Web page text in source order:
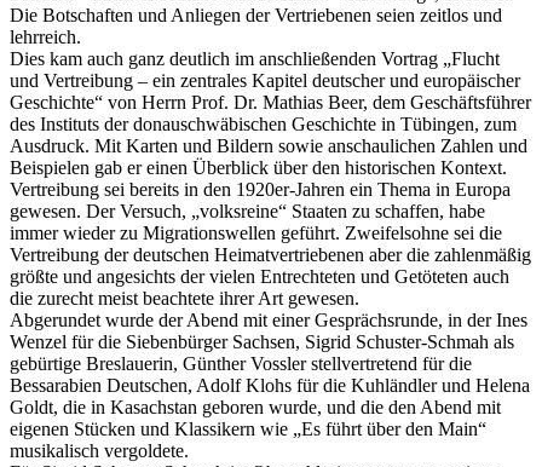
Die Botschaften und Anliegen der Vertriebenen seien zeitlos und
lehrreich.
Dies kam auch ganz deutlich im anschließenden Vortrag „Flucht
und Vertreibung – ein zentrales Kapitel deutscher und europäischer
Geschichte“ von Herrn Prof. Dr. Mathias Beer, dem Geschäftsführer
des Instituts der donauschwäbischen Geschichte in Tübingen, zum
Ausdruck. Mit Karten und Bildern sowie anschaulichen Zahlen und
Beispielen gab er einen Überblick über den historischen Kontext.
Vertreibung sei bereits in den 1920er-Jahren ein Thema in Europa
gewesen. Der Versuch, „volksreine“ Staaten zu schaffen, habe
immer wieder zu Migrationswellen geführt. Zweifelsohne sei die
Vertreibung der deutschen Heimatvertriebenen aber die zahlenmäßig
größte und angesichts der vielen Entrechteten und Getöteten auch
die zurecht meist beachtete ihrer Art gewesen.
Abgerundet wurde der Abend mit einer Gesprächsrunde, in der Ines
Wenzel für die Siebenbürger Sachsen, Sigrid Schuster-Schmah als
gebürtige Breslauerin, Günther Vossler stellvertretend für die
Bessarabien Deutschen, Adolf Klohs für die Kuhländler und Helena
Goldt, die in Kasachstan geboren wurde, und die den Abend mit
eigenen Stücken und Klassikern wie „Es führt über den Main“
musikalisch vergoldete.